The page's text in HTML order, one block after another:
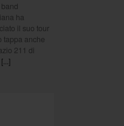
ha
il suo tour
tappa anche
211 di
[...]